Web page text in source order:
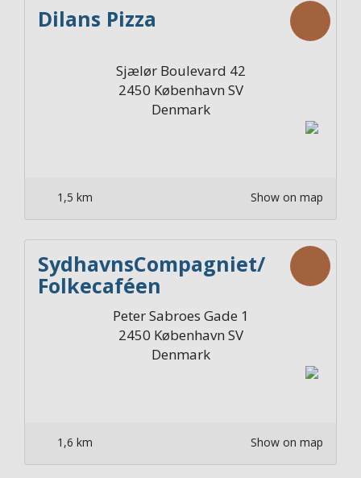
Dilans Pizza
Sjælør Boulevard 42
2450 København SV
Denmark
1,5 km Show on map
SydhavnsCompagniet/
Folkecaféen
Peter Sabroes Gade 1
2450 København SV
Denmark
1,6 km Show on map